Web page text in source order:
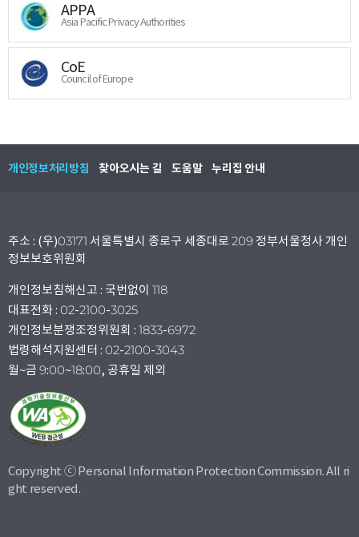
APPA
Asia Pacific Privacy Authorities
CoE
Council of Europe
개인정보처리방침 찾아오시는 길 도움말 누리집 안내
주소 : (우)03171 서울특별시 종로구 세종대로 209 정부서울청사 개인
정보보호위원회
개인정보침해신고 : 국번없이 118
대표전화 : 02-2100-3025
개인정보분쟁조정위원회 : 1833-6972
법령해석지원센터 : 02-2100-3043
월~금 9:00~18:00, 공휴일 제외
Copyright ⓒ Personal Information Protection Commission. All ri
ght reserved.